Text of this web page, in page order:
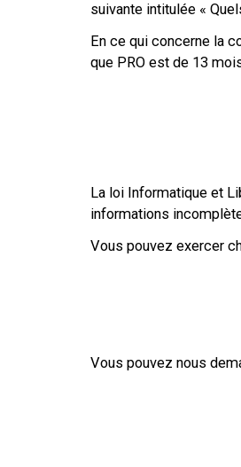
suivante intitulée «
En ce qui concerne la
que PRO est de 13
La loi Informatique et
informations
Vous pouvez exercer
Vous pouvez nous